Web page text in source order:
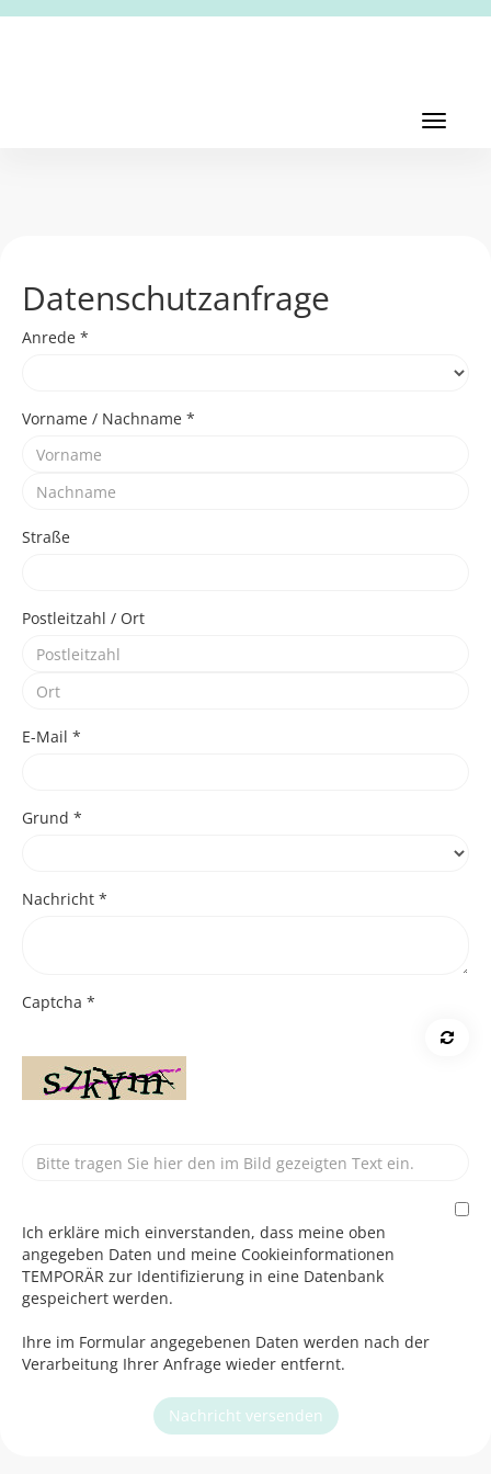
Toggle
Datenschutzanfrage
Anrede *
Vorname / Nachname *
Straße
Postleitzahl / Ort
E-Mail *
Grund *
Nachricht *
Captcha *
Ich erkläre mich einverstanden, dass meine oben
angegeben Daten und meine Cookieinformationen
TEMPORÄR zur Identifizierung in eine Datenbank
gespeichert werden.
Ihre im Formular angegebenen Daten werden nach der
Verarbeitung Ihrer Anfrage wieder entfernt.
Nachricht versenden